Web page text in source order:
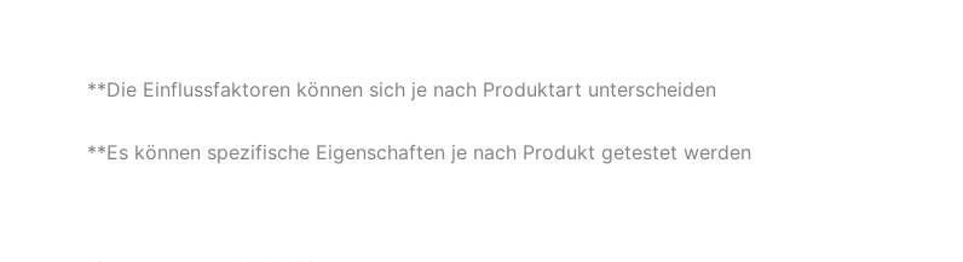
**Die Einflussfaktoren können sich je nach Produktart unterscheiden
**Es können spezifische Eigenschaften je nach Produkt getestet werden